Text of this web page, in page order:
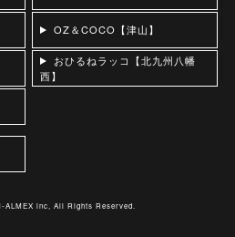
OZ＆COCO【津山】
おひるねラッコ【北九州八幡
西】
ALMEX inc, All Rights Reserved.